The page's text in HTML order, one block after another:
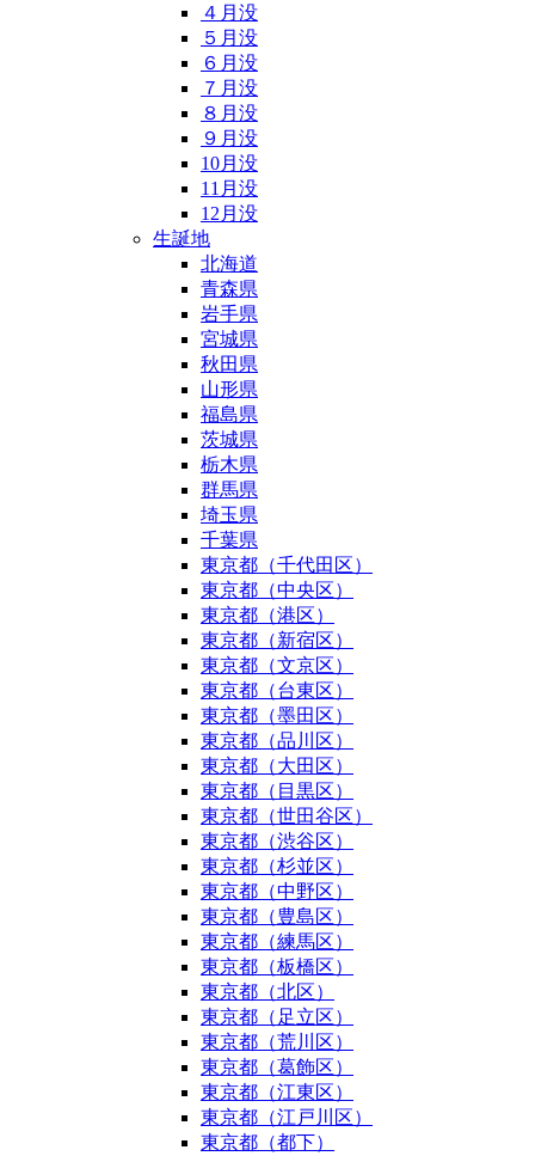
４月没
５月没
６月没
７月没
８月没
９月没
10月没
11月没
12月没
生誕地
北海道
青森県
岩手県
宮城県
秋田県
山形県
福島県
茨城県
栃木県
群馬県
埼玉県
千葉県
東京都（千代田区）
東京都（中央区）
東京都（港区）
東京都（新宿区）
東京都（文京区）
東京都（台東区）
東京都（墨田区）
東京都（品川区）
東京都（大田区）
東京都（目黒区）
東京都（世田谷区）
東京都（渋谷区）
東京都（杉並区）
東京都（中野区）
東京都（豊島区）
東京都（練馬区）
東京都（板橋区）
東京都（北区）
東京都（足立区）
東京都（荒川区）
東京都（葛飾区）
東京都（江東区）
東京都（江戸川区）
東京都（都下）